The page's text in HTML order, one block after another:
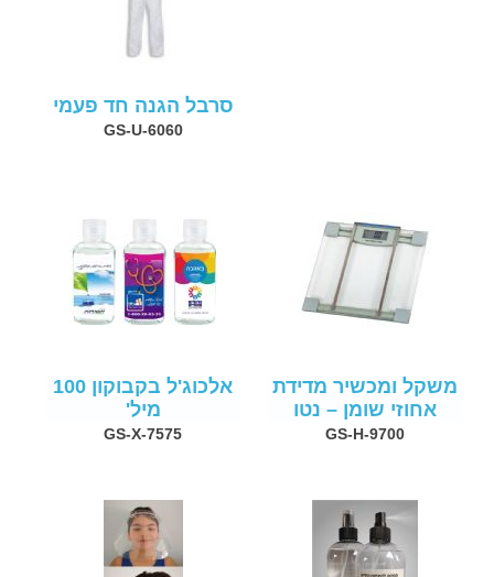
סרבל הגנה חד פעמי
GS-U-6060
משקל ומכשיר מדידת
אחוזי שומן – נטו
GS-H-9700
אלכוג'ל בקבוקון 100
מיל'
GS-X-7575